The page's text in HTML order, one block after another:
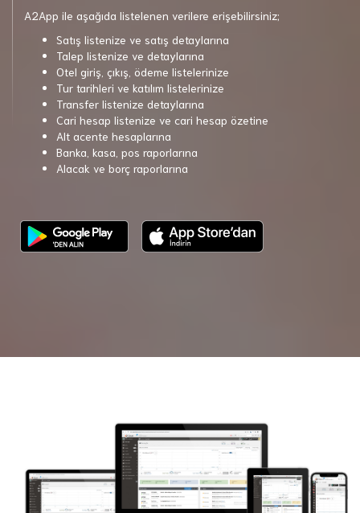
A2App ile aşağıda listelenen verilere erişebilirsiniz;
Satış listenize ve satış detaylarına
Talep listenize ve detaylarına
Otel giriş, çıkış, ödeme listelerinize
Tur tarihleri ve katılım listelerinize
Transfer listenize detaylarına
Cari hesap listenize ve cari hesap özetine
Alt acente hesaplarına
Banka, kasa, pos raporlarına
Alacak ve borç raporlarına